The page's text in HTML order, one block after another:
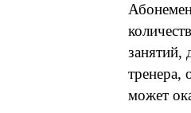
занятий,
тренера,
может